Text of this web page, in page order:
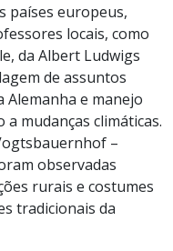
países europeus,
locais, como
da Albert Ludwigs
de assuntos
e manejo
mudanças climáticas.
–
observadas
rurais e costumes
tradicionais da